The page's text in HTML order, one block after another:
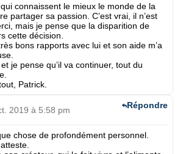
connaissent le mieux le monde de la
partager sa passion. C’est vrai, il n’est
mais je pense que la disparition de
cette décision.
bons rapports avec lui et son aide m’a
je pense qu’il va continuer, tout du
Patrick.
2019 à 5:58 pm
chose de profondément personnel.
Répondre